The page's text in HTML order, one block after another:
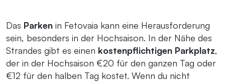
Das Parken in Fetovaia kann eine Herausforderung
sein, besonders in der Hochsaison. In der Nähe des
Strandes gibt es einen kostenpflichtigen Parkplatz,
der in der Hochsaison €20 für den ganzen Tag oder
€12 für den halben Tag kostet. Wenn du nicht